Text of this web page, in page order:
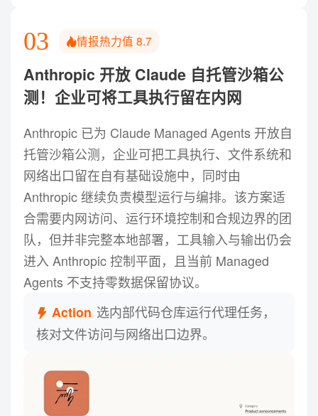
03 情报热力值8.7
Anthropic 开放 Claude 自托管沙箱公
测！企业可将工具执行留在内网
Anthropic 已为 Claude Managed Agents 开放自
托管沙箱公测，企业可把工具执行、文件系统和
网络出口留在自有基础设施中，同时由
Anthropic 继续负责模型运行与编排。该方案适
合需要内网访问、运行环境控制和合规边界的团
队，但并非完整本地部署，工具输入与输出仍会
进入 Anthropic 控制平面，且当前 Managed
Agents 不支持零数据保留协议。
Action 选内部代码仓库运行代理任务，
核对文件访问与网络出口边界。
03
Anthropic 开放 Claude 自托管
沙箱公测！企业可将工具执行留在内
网
Anthropic 已为 Claude Managed Agents 开放自托管沙
箱公测，企业可把工具执行、文件系统和网络出口留在
自有基础设施中，同时由 Anthropic 继续负责模型运行
与编排。该方案适合需要内网访问、运行环境控制和合
规边界的团队，但并非完整本地部署，工具输入与输出
Agents 不支持零数据保留协议。